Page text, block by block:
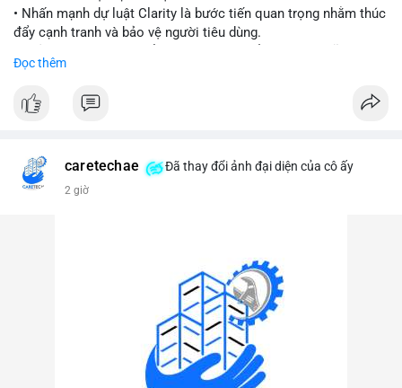
#vlikevn #titanbot
📰 Nguồn: Cointelegraph
• Nhấn mạnh dự luật Clarity là bước tiến quan trọng nhằm thúc
đẩy cạnh tranh và bảo vệ người tiêu dùng.
tài sản số.
#blockchain #cryptonews
#vlikevn #titanbot
Đọc thêm
caretechae Đã thay đổi ảnh đại diện của cô ấy
2 giờ